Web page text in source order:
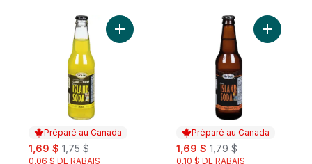
Préparé au Canada
sale:
1,69 $ , formerly:
1,75 $
0,06 $ DE RABAIS
Ajouter Boisson à l’ananas Island Soda
Préparé au Canada
sale:
1,69 $ , formerly:
1,79 $
0,10 $ DE RABAIS
Ajouter